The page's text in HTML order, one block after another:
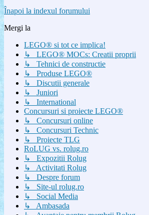
Înapoi la indexul forumului
Mergi la
LEGO® si tot ce implica!
↳ LEGO® MOCs: Creatii proprii
↳ Tehnici de constructie
↳ Produse LEGO®
↳ Discutii generale
↳ Juniori
↳ International
Concursuri si proiecte LEGO®
↳ Concursuri online
↳ Concursuri Technic
↳ Proiecte TLG
RoLUG vs. rolug.ro
↳ Expozitii Rolug
↳ Activitati Rolug
↳ Despre forum
↳ Site-ul rolug.ro
↳ Social Media
↳ Ambasada